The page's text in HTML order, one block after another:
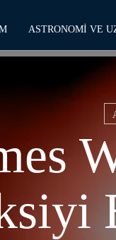
ASTRONOMI VE